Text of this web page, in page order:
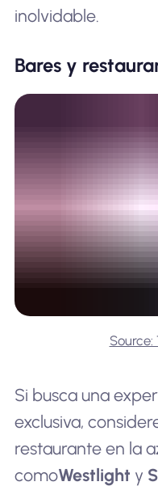
inolvidable.
Bares y
Source:
Si busca una
exclusiva,
restaurante en la
comoWestlight y